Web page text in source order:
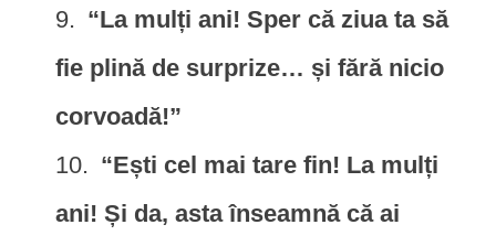
“La mulți ani! Sper că ziua ta să
fie plină de surprize… și fără nicio
corvoadă!”
“Ești cel mai tare fin! La mulți
ani! Și da, asta înseamnă că ai